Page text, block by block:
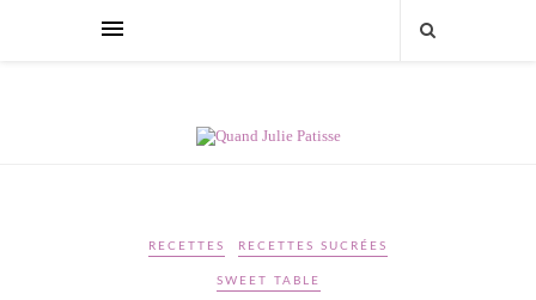
RECETTES RECETTES SUCRÉES
SWEET TABLE